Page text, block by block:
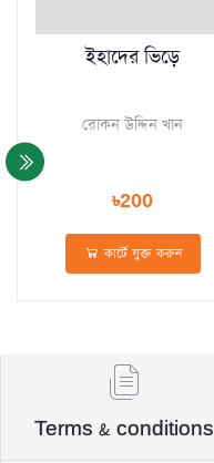
ইহাদের ভিড়ে
রোকন উদ্দিন খান
৳200
কার্টে যুক্ত করুন
Terms & conditions